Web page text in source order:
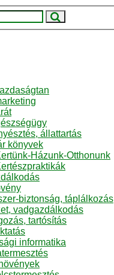
állattartás
könyvek
Házunk-Otthonunk
biztonság, táplálkozás
vadgazdálkodás
tartósítás
informatika